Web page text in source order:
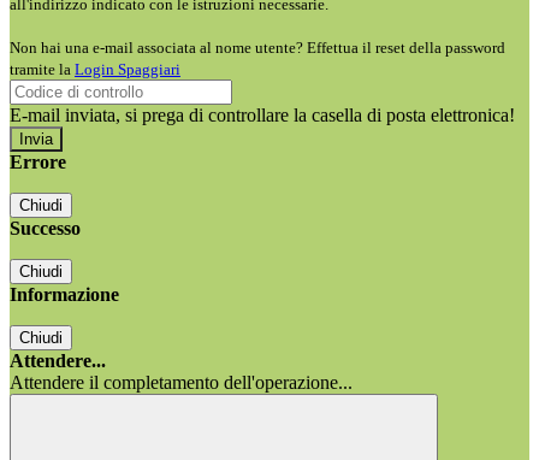
all'indirizzo indicato con le istruzioni necessarie.
Non hai una e-mail associata al nome utente? Effettua il reset della password
tramite la Login Spaggiari
E-mail inviata, si prega di controllare la casella di posta elettronica!
Errore
Chiudi
Successo
Chiudi
Informazione
Chiudi
Attendere...
Attendere il completamento dell'operazione...